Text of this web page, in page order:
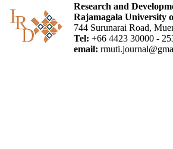
Research and
Rajamagala University
744 Surunarai Road,
Tel: +66 4423 30000 -
email: